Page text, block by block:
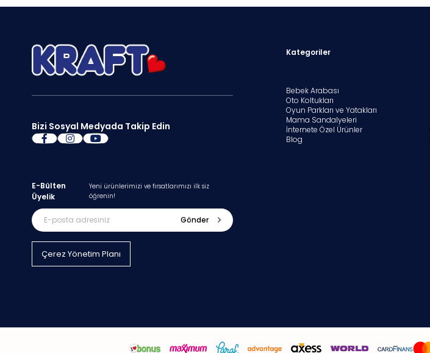
Bizi Sosyal Medyada Takip Edin
E-Bülten
Üyelik
Yeni ürünlerimizi ve fırsatlarımızı ilk siz
öğrenin!
Gönder
Çerez Yönetim Planı
Kategoriler
Bebek Arabası
Oto Koltukları
Oyun Parkları ve Yatakları
Mama Sandalyeleri
İnternete Özel Ürünler
Blog